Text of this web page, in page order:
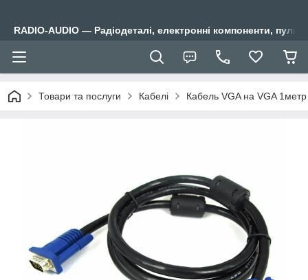
RADIO-AUDIO — Радіодеталі, електронні компоненти,
Товари та послуги Кабелі Кабель VGA на VGA 1метр